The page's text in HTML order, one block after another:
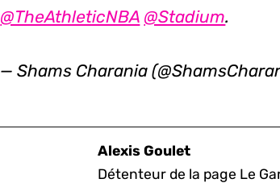
@TheAthleticNBA @Stadium.
— Shams Charania
Alexis Goulet
Détenteur de la page Le